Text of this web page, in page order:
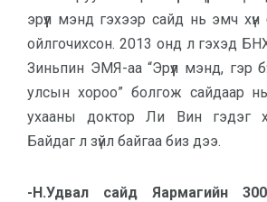
эрүүл мэнд гэхээр сайд нь эмч
ойлгочихсон. 2013 онд л гэхэд
Зиньпин ЭМЯ-аа “Эрүүл мэнд, гэр
улсын хороо” болгож сайдаар
ухааны доктор Ли Вин гэдэг
Байдаг л зүйл байгаа биз дээ.
-Н.Удвал сайд Яармагийн